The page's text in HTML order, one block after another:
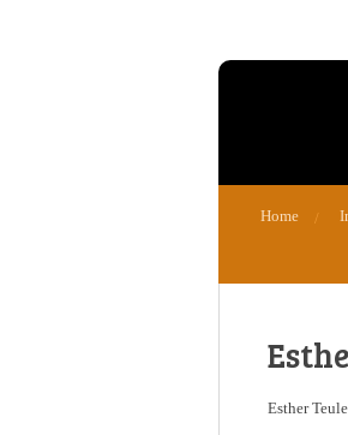
Home
Esther